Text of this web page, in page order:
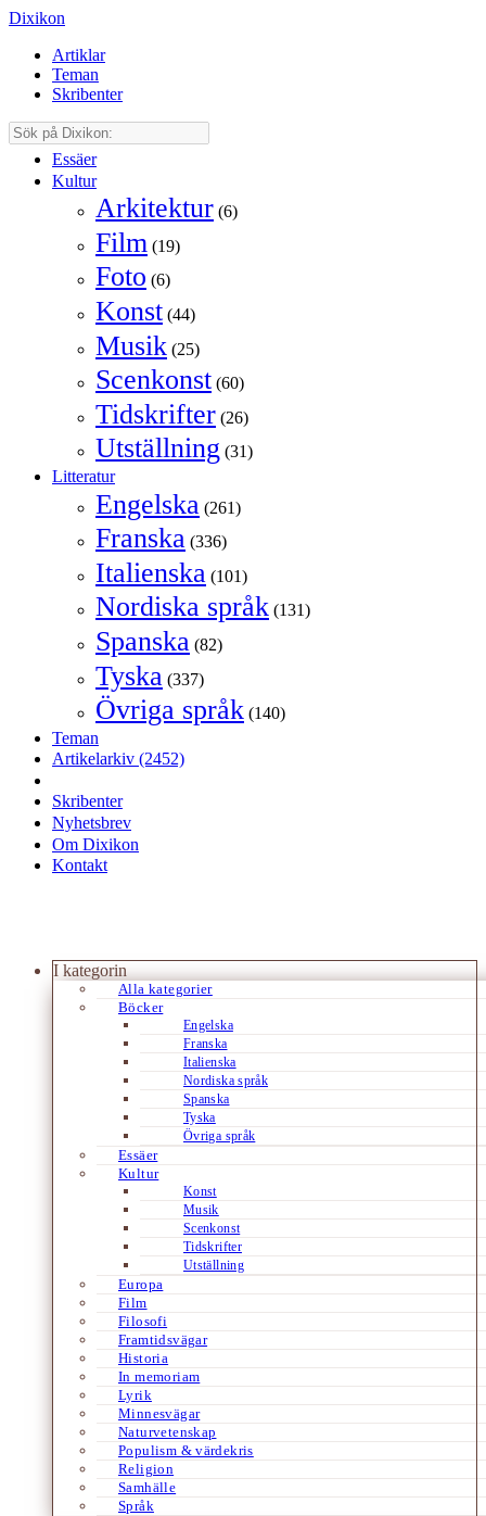
Dixikon
Artiklar
Teman
Skribenter
Essäer
Kultur
Arkitektur (6)
Film (19)
Foto (6)
Konst (44)
Musik (25)
Scenkonst (60)
Tidskrifter (26)
Utställning (31)
Litteratur
Engelska (261)
Franska (336)
Italienska (101)
Nordiska språk (131)
Spanska (82)
Tyska (337)
Övriga språk (140)
Teman
Artikelarkiv (2452)
Skribenter
Nyhetsbrev
Om Dixikon
Kontakt
I kategorin
Alla kategorier
Böcker
Engelska
Franska
Italienska
Nordiska språk
Spanska
Tyska
Övriga språk
Essäer
Kultur
Konst
Musik
Scenkonst
Tidskrifter
Utställning
Europa
Film
Filosofi
Framtidsvägar
Historia
In memoriam
Lyrik
Minnesvägar
Naturvetenskap
Populism & värdekris
Religion
Samhälle
Språk